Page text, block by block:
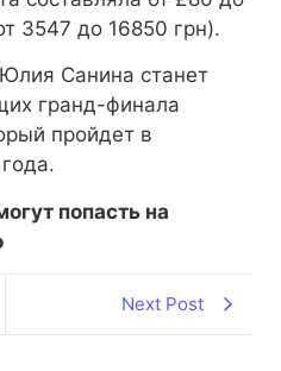
3547 до 16850 грн).
Санина станет
гранд-финала
пройдет в
попасть на
Next Post